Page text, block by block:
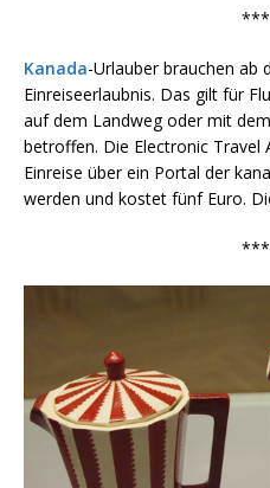
Kanada-Urlauber brauchen ab
Einreiseerlaubnis. Das gilt für
auf dem Landweg oder mit
betroffen. Die Electronic
Einreise über ein Portal der
werden und kostet fünf Euro.